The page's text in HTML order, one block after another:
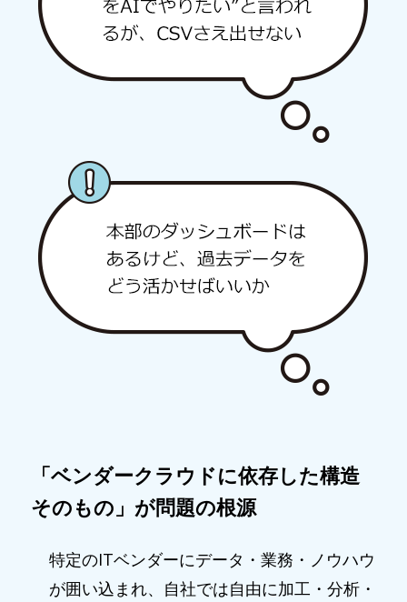
「ベンダークラウドに依存した構造
そのもの」が問題の根源
特定のITベンダーにデータ・業務・ノウハウ
が囲い込まれ、自社では自由に加工・分析・